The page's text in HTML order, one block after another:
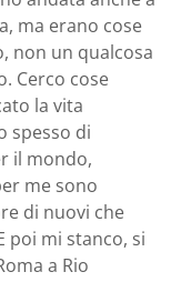
ma erano cose
non un qualcosa
Cerco cose
la vita
spesso di
il mondo,
me sono
di nuovi che
poi mi stanco, si
a Rio